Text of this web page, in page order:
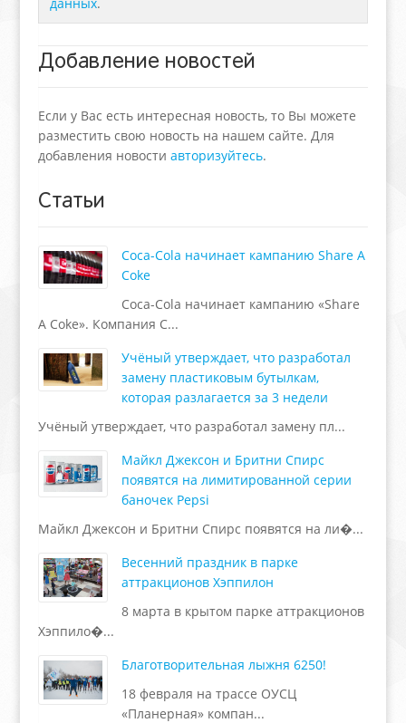
Добавление новостей
Если у Вас есть интересная новость, то Вы можете
разместить свою новость на нашем сайте. Для
добавления новостиавторизуйтесь.
Статьи
Coca-Cola начинает кампанию Share A
Coke
Coca-Cola начинает кампанию «Share
A Coke». Компания C...
Учёный утверждает, что разработал
замену пластиковым бутылкам,
которая разлагается за 3 недели
Учёный утверждает, что разработал замену пл...
Майкл Джексон и Бритни Спирс
появятся на лимитированной серии
баночек Pepsi
Майкл Джексон и Бритни Спирс появятся на ли�...
Весенний праздник в парке
аттракционов Хэппилон
8 марта в крытом парке аттракционов
Хэппило�...
Благотворительная лыжня 6250!
18 февраля на трассе ОУСЦ
«Планерная» компан...